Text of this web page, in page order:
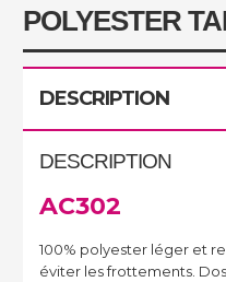
POLYESTER
DESCRIPTION
DESCRIPTION
AC302
100% polyester léger et
éviter les frottements.